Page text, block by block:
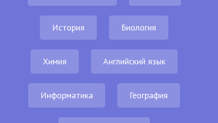
История Биология
Химия Английский язык
Информатика География